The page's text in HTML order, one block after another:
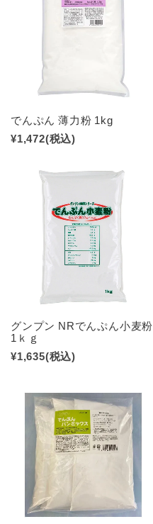
でんぷん 薄力粉 1kg
¥1,472(税込)
グンプン NRでんぷん小麦粉
1ｋｇ
¥1,635(税込)